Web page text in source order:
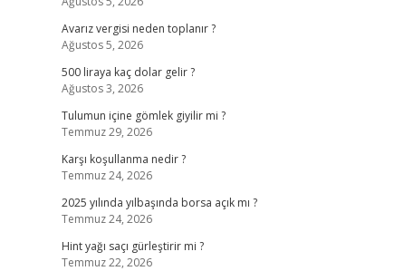
Avarız vergisi neden toplanır ?
Ağustos 5, 2026
500 liraya kaç dolar gelir ?
Ağustos 3, 2026
Tulumun içine gömlek giyilir mi ?
Temmuz 29, 2026
Karşı koşullanma nedir ?
Temmuz 24, 2026
2025 yılında yılbaşında borsa açık mı ?
Temmuz 24, 2026
Hint yağı saçı gürleştirir mi ?
Temmuz 22, 2026